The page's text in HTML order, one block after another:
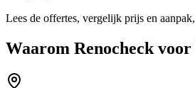
Lees de offertes, vergelijk prijs en
Waarom Renocheck voor